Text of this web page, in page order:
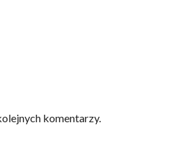
komentarzy.